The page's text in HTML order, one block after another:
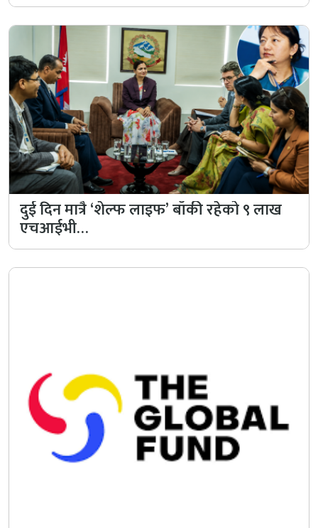
दुई दिन मात्रै ‘शेल्फ लाइफ’ बाँकी रहेको ९ लाख
एचआईभी…